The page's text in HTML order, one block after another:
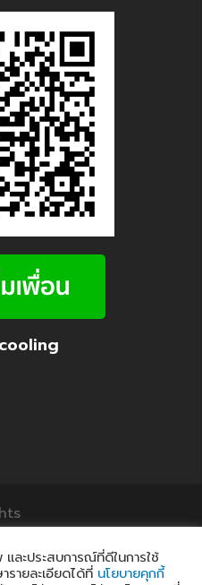
ละประสบการณ์ที่ดีในการใช้
ายละเอียดได้ที่ นโยบายคุกกี้